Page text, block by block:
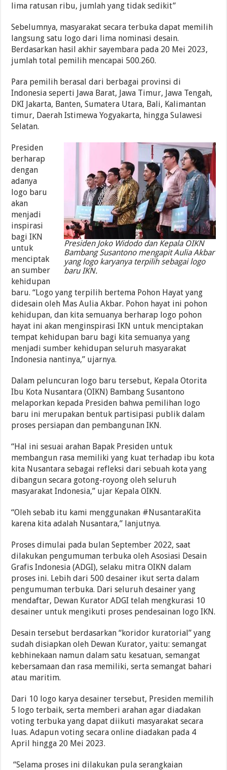
lima ratusan ribu, jumlah yang tidak sedikit”
Sebelumnya, masyarakat secara terbuka dapat memilih
langsung satu logo dari lima nominasi desain.
Berdasarkan hasil akhir sayembara pada 20 Mei 2023,
jumlah total pemilih mencapai 500.260.
Para pemilih berasal dari berbagai provinsi di
Indonesia seperti Jawa Barat, Jawa Timur, Jawa Tengah,
DKI Jakarta, Banten, Sumatera Utara, Bali, Kalimantan
timur, Daerah Istimewa Yogyakarta, hingga Sulawesi
Selatan.
Presiden Joko Widodo dan Kepala OIKN
Bambang Susantono mengapit Aulia Akbar
yang logo karyanya terpilih sebagai logo
baru IKN.
Presiden
berharap
dengan
adanya
logo baru
akan
menjadi
inspirasi
bagi IKN
untuk
menciptak
an sumber
kehidupan
baru. “Logo yang terpilih bertema Pohon Hayat yang
didesain oleh Mas Aulia Akbar. Pohon hayat ini pohon
kehidupan, dan kita semuanya berharap logo pohon
hayat ini akan menginspirasi IKN untuk menciptakan
tempat kehidupan baru bagi kita semuanya yang
menjadi sumber kehidupan seluruh masyarakat
Indonesia nantinya,” ujarnya.
Dalam peluncuran logo baru tersebut, Kepala Otorita
Ibu Kota Nusantara (OIKN) Bambang Susantono
melaporkan kepada Presiden bahwa pemilihan logo
baru ini merupakan bentuk partisipasi publik dalam
proses persiapan dan pembangunan IKN.
“Hal ini sesuai arahan Bapak Presiden untuk
membangun rasa memiliki yang kuat terhadap ibu kota
kita Nusantara sebagai refleksi dari sebuah kota yang
dibangun secara gotong-royong oleh seluruh
masyarakat Indonesia,” ujar Kepala OIKN.
“Oleh sebab itu kami menggunakan #NusantaraKita
karena kita adalah Nusantara,” lanjutnya.
Proses dimulai pada bulan September 2022, saat
dilakukan pengumuman terbuka oleh Asosiasi Desain
Grafis Indonesia (ADGI), selaku mitra OIKN dalam
proses ini. Lebih dari 500 desainer ikut serta dalam
pengumuman terbuka. Dari seluruh desainer yang
mendaftar, Dewan Kurator ADGI telah mengkurasi 10
desainer untuk mengikuti proses pendesainan logo IKN.
Desain tersebut berdasarkan “koridor kuratorial” yang
sudah disiapkan oleh Dewan Kurator, yaitu: semangat
kebhinekaan namun dalam satu kesatuan, semangat
kebersamaan dan rasa memiliki, serta semangat bahari
atau maritim.
Dari 10 logo karya desainer tersebut, Presiden memilih
5 logo terbaik, serta memberi arahan agar diadakan
voting terbuka yang dapat diikuti masyarakat secara
luas. Adapun voting secara online diadakan pada 4
April hingga 20 Mei 2023.
“Selama proses ini dilakukan pula serangkaian